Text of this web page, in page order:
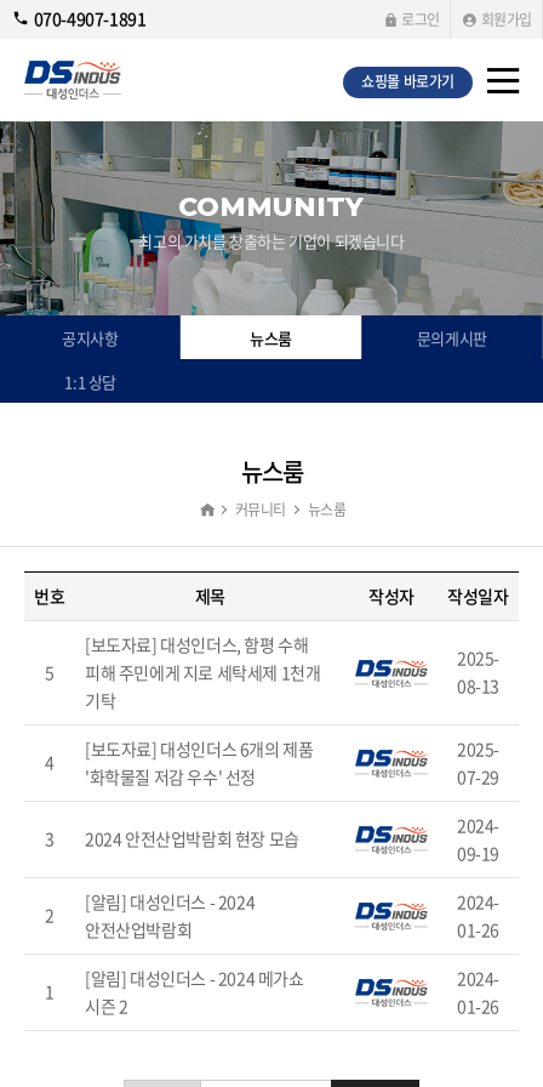
로그인 회원가입
쇼핑몰 바로가기
070-4907-1891
COMMUNITY
최고의 가치를 창출하는 기업이 되겠습니다
공지사항 뉴스룸
문의게시판
1:1 상담
뉴스룸
커뮤니티 뉴스룸
번호 제목 작성자 작성일자
5
[보도자료] 대성인더스, 함평 수해
피해 주민에게 지로 세탁세제 1천개
기탁
2025-
08-13
4
[보도자료] 대성인더스 6개의 제품
'화학물질 저감 우수' 선정
2025-
07-29
3 2024 안전산업박람회 현장 모습
2024-
09-19
2
[알림] 대성인더스 - 2024
안전산업박람회
2024-
01-26
1
[알림] 대성인더스 - 2024 메가쇼
시즌 2
2024-
01-26